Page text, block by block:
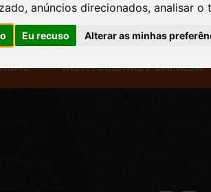
anúncios direcionados, analisar
Eu recuso Alterar as minhas
HOME INSTITUCIONAL / EMPRESA